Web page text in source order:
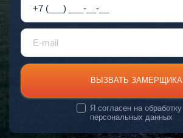
ВЫЗВАТЬ ЗАМЕРЩИКА
Я согласен наобработку
персональных данных